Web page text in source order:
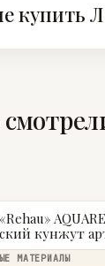
купить
кунжут
18 мм
МАТЕРИАЛЫ